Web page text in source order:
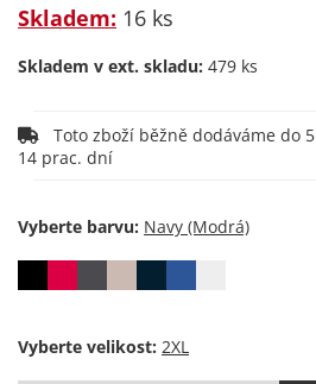
Skladem: 16 ks
Skladem v ext. skladu: 479 ks
14 prac. dní
Vyberte barvu:
Vyberte velikost: